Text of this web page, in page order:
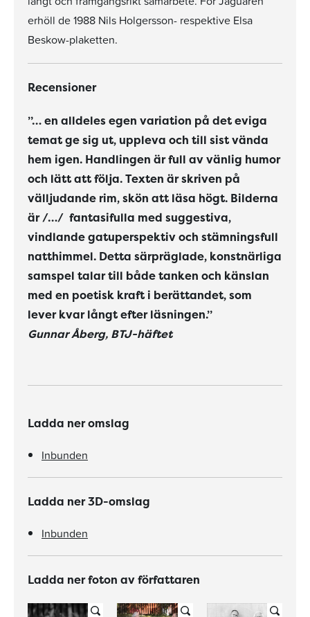
erhöll de 1988 Nils Holgersson- respektive Elsa
Beskow-plaketten.
Recensioner
”… en alldeles egen variation på det eviga
temat ge sig ut, uppleva och till sist vända
hem igen. Handlingen är full av vänlig humor
och lätt att följa. Texten är skriven på
välljudande rim, skön att läsa högt. Bilderna
är /…/ fantasifulla med suggestiva,
vindlande gatuperspektiv och stämningsfull
natthimmel. Detta särpräglade, konstnärliga
samspel talar till både tanken och känslan
med en poetisk kraft i berättandet, som
lever kvar långt efter läsningen.”
Gunnar Åberg, BTJ-häftet
Ladda ner omslag
Inbunden
Ladda ner 3D-omslag
Inbunden
Ladda ner foton av författaren